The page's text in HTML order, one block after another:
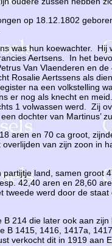
op 18.12.1802
was hun koewachter. Hij
Aertsens. In het
Van Vlaenderen en
Rosalie Aertssens als
na een volkstelling
er nog als knecht en
1 volwassen werd. Zij
dochter van Martinus’
aren en 70 ca groot,
van zijn zoon in
land, samen groot
42,40 aren en 28,60
tweede werd door de
214 die later ook aan zijn
B 1415, 1416, 1417a,
verkocht dit in 1919 aan